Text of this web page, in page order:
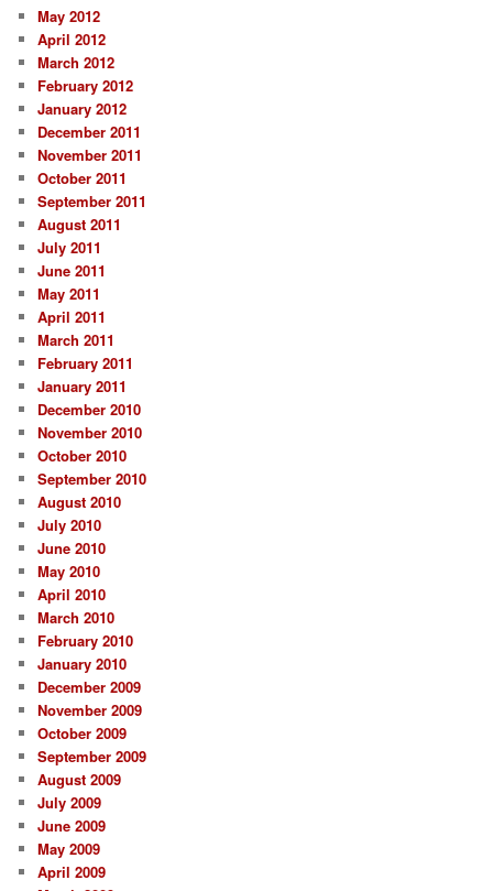
May 2012
April 2012
March 2012
February 2012
January 2012
December 2011
November 2011
October 2011
September 2011
August 2011
July 2011
June 2011
May 2011
April 2011
March 2011
February 2011
January 2011
December 2010
November 2010
October 2010
September 2010
August 2010
July 2010
June 2010
May 2010
April 2010
March 2010
February 2010
January 2010
December 2009
November 2009
October 2009
September 2009
August 2009
July 2009
June 2009
May 2009
April 2009